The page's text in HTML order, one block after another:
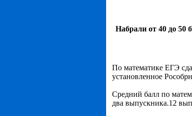
Набрали от 40 до 50
По математике ЕГЭ
установленное
Средний балл по
два выпускника.12